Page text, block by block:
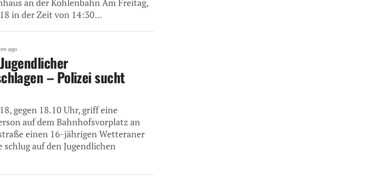
an der Kohlenbahn Am Freitag,
in der Zeit von 14:30...
ago
– Polizei sucht
gegen 18.10 Uhr, griff eine
auf dem Bahnhofsvorplatz an
einen 16-jährigen Wetteraner
schlug auf den Jugendlichen